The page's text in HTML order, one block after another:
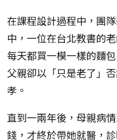
在課程設計過程中，團
中，一位在台北教書的
每天都買一模一樣的麵
父親卻以「只是老了」
孝。
直到一兩年後，母親病
錢，才終於帶她就醫，